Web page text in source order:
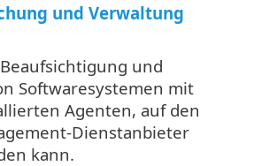
und Verwaltung
und
Softwaresystemen mit
Agenten, auf den
Dienstanbieter
kann.